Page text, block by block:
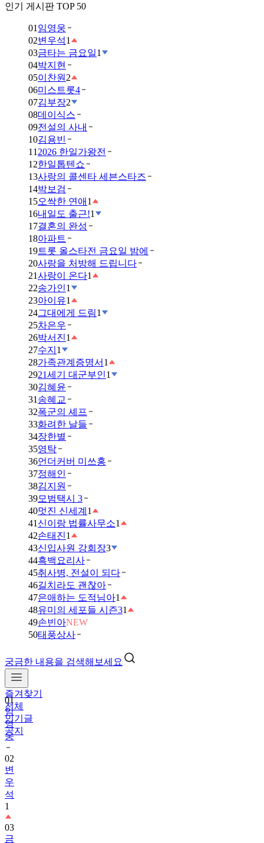
인기 게시판 TOP 50
01 임영웅
02변우석1
03금타는 금요일1
04박지현
05이찬원 2
06미스트롯4
07김부장2
08데이식스
09전설의 사내
10김용빈
11 2026 한일가왕전
12한일톱텐쇼
13사랑의 콜센타 세븐스타즈
14박보검
15오싹한 연애 1
16내일도 출근!1
17결혼의 완성
18아파트
19트롯 올스타전 금요일 밤에
20사랑을 처방해 드립니다
21사랑이 온다1
22송가인1
23아이유1
24그대에게 드림1
25차은우
26박서진1
27수지 1
28가족관계증명서 1
2921세기 대군부인1
30김혜윤
31 송혜교
32폭군의 셰프
33화려한 날들
34장한별
35영탁
36언더커버 미쓰홍
37정해인
38김지원
39모범택시 3
40멋진 신세계 1
41 신이랑 법률사무소1
42손태진1
43신입사원 강회장3
44흑백요리사
45취사병, 전설이 되다
46길치라도 괜찮아
47은애하는 도적님아1
48유미의 세포들 시즌31
49손빈아NEW
50태풍상사
궁금한 내용을 검색해보세요
즐겨찾기
전체
인기글
공지
01
임
영
웅
02
변
우
석
1
03
금